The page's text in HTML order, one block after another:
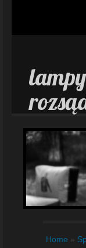
Home »